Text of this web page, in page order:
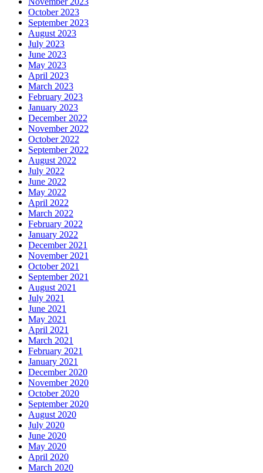
October 2023
September 2023
August 2023
July 2023
June 2023
May 2023
April 2023
March 2023
February 2023
January 2023
December 2022
November 2022
October 2022
September 2022
August 2022
July 2022
June 2022
May 2022
April 2022
March 2022
February 2022
January 2022
December 2021
November 2021
October 2021
September 2021
August 2021
July 2021
June 2021
May 2021
April 2021
March 2021
February 2021
January 2021
December 2020
November 2020
October 2020
September 2020
August 2020
July 2020
June 2020
May 2020
April 2020
March 2020